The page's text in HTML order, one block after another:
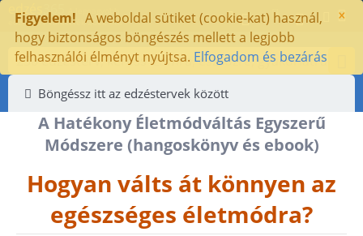
×
Figyelem! A weboldal sütiket (cookie-kat) használ,
hogy biztonságos böngészés mellett a legjobb
felhasználói élményt nyújtsa. Elfogadom és bezárás
edzés 365
A legnagyobb
edzésterv választék 2002 óta
-
Böngéssz itt az edzéstervek között
A Hatékony Életmódváltás Egyszerű
Módszere (hangoskönyv és ebook)
Hogyan válts át könnyen az
egészséges életmódra?